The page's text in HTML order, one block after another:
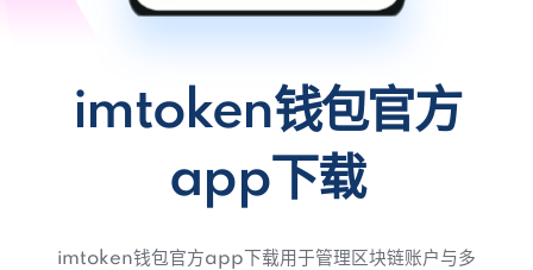
imtoken钱包官方
app下载
imtoken钱包官方app下载用于管理区块链账户与多